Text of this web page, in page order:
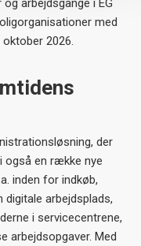
arbejdsgange i EG
med
2026.
der
også en række nye
inden for indkøb,
arbejdsplads,
i servicecentrene,
arbejdsopgaver. Med